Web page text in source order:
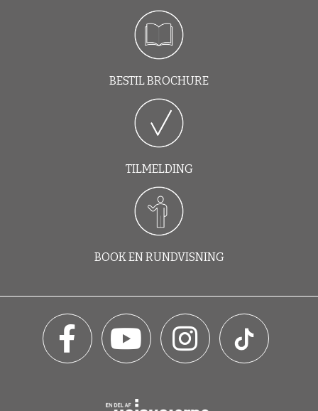
BESTIL BROCHURE
TILMELDING
BOOK EN RUNDVISNING